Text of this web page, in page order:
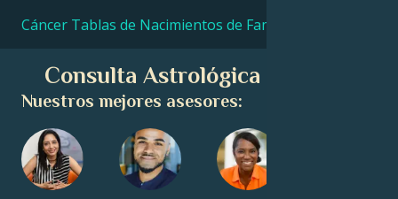
Cáncer Tablas de Nacimientos de Famosos
Consulta Astrológica Gratuita
Nuestros mejores asesores: